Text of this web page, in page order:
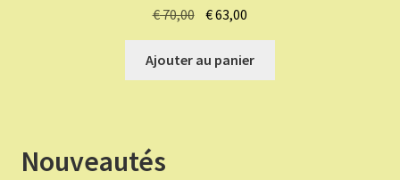
€70,00 Le
prix
initial
était :
€63,00
prix
actuel
est :
Ajouter au panier
Nouveautés